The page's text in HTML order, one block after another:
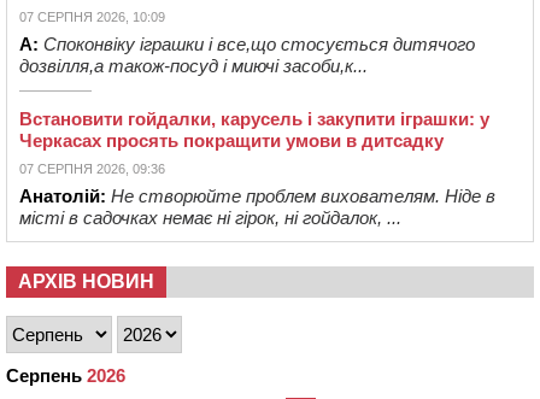
07 СЕРПНЯ 2026, 10:09
А: Споконвіку іграшки і все,що стосується дитячого
дозвілля,а також-посуд і миючі засоби,к...
Встановити гойдалки, карусель і закупити іграшки: у
Черкасах просять покращити умови в дитсадку
07 СЕРПНЯ 2026, 09:36
Анатолій: Не створюйте проблем вихователям. Ніде в
місті в садочках немає ні гірок, ні гойдалок, ...
АРХІВ НОВИН
Серпень 2026